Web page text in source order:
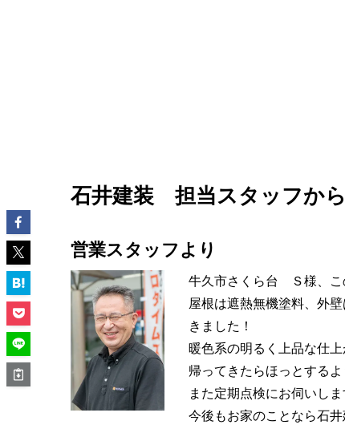
石井建装 担当スタッフか
営業スタッフより
牛久市さくら台 Ｓ様、こ
屋根は遮熱無機塗料、外
きました！
暖色系の明るく上品な仕上
帰ってきたらほっとする
また定期点検にお伺いし
今後もお家のことなら石